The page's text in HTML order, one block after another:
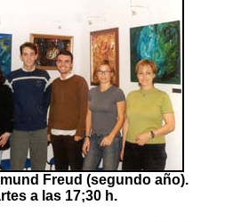
Freud (segundo año).
a las 17;30 h.